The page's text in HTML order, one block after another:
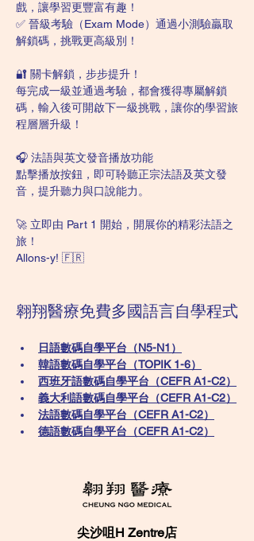
戲，讓學習更豐富有趣！
✅ 晉級考驗（Exam Mode）通過小測驗贏取
解鎖碼，挑戰更高級別！
🔐 關卡解鎖，步步提升！
每完成一級並通過考驗，都會獲得專屬解鎖
碼，輸入後可開啟下一級挑戰，讓你的學習旅
程層層升級！
🎧 法語與英文發音播放功能
點擊播放按鈕，即可聆聽正宗法語及英文發
音，提升聽力與口說能力。
🚀 立即由 Part 1 開始，開展你的精彩法語之
旅！
Allons-y! 🇫🇷
翱翔醫療免費多國語言自學程式
日語數碼自學平台（N5-N1）
韓語數碼自學平台​（TOPIK 1-6）
西班牙語數碼自學平台（CEFR A1-C2）
義大利語數碼自學平台（CEFR A1-C2）
法語數碼自學平台（CEFR A1-C2）
德語數碼自學平台（CEFR A1-C2）
尖沙咀H Zentre店